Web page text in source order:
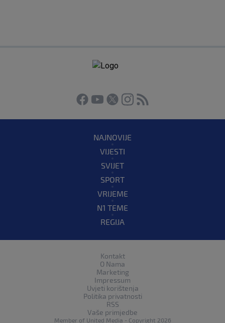
NAJNOVIJE
VIJESTI
SVIJET
SPORT
VRIJEME
N1 TEME
REGIJA
Kontakt
O Nama
Marketing
Impressum
Uvjeti korištenja
Politika privatnosti
RSS
Vaše primjedbe
Member of United Media - Copyright 2026